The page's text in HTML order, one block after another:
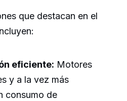
que destacan en el
eficiente: Motores
y a la vez más
consumo de